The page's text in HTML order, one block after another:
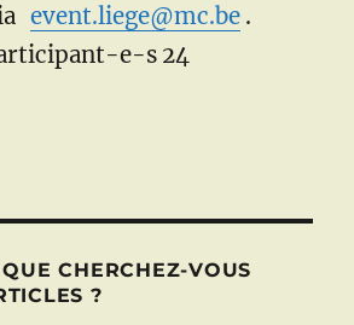
event.liege@mc.be .
e-s 24
CHERCHEZ-VOUS
?